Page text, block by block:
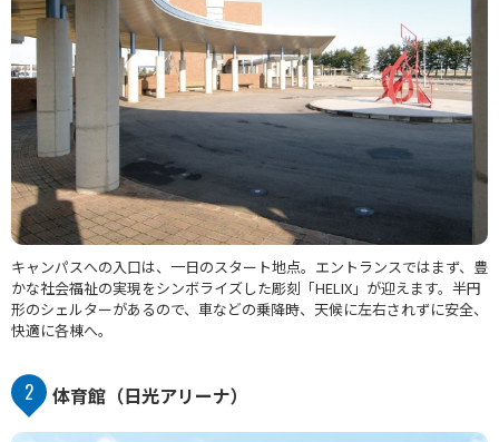
キャンパスへの入口は、一日のスタート地点。エントランスではまず、豊
かな社会福祉の実現をシンボライズした彫刻「HELIX」が迎えます。半円
形のシェルターがあるので、車などの乗降時、天候に左右されずに安全、
快適に各棟へ。
2 体育館（日光アリーナ）